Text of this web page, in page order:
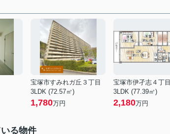
宝塚市すみれガ丘３丁目
3LDK (72.57㎡)
1,780万円
宝塚市伊孑志４丁目
3LDK (77.39㎡)
2,180万円
る物件